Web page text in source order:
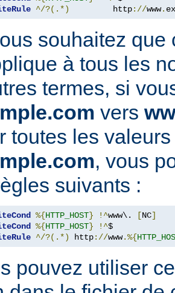
^/?(.*)
         http
://www.
souhaitez que
à tous les
termes, si
vers
toutes les
, vous
suivants :
%{HTTP_HOST} !^www\. [NC]
%{HTTP_HOST} !^
^/?(.*) http://www.%{
pouvez utiliser